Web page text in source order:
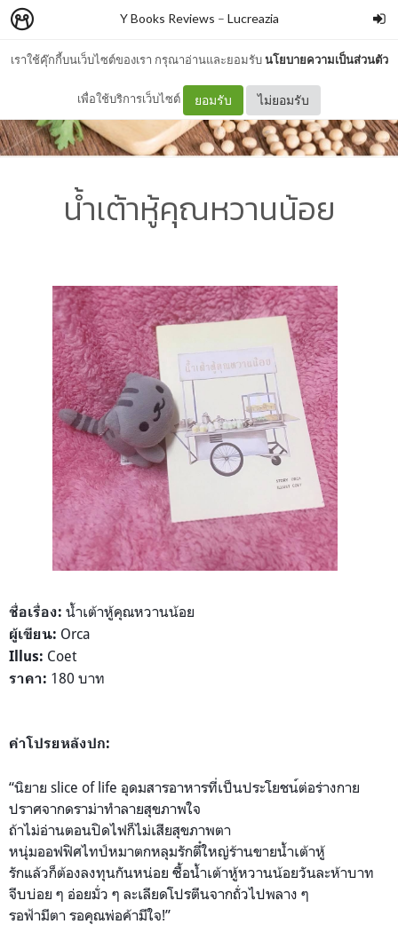
เราใช้คุ๊กกี้บนเว็บไซต์ของเรา กรุณาอ่านและยอมรับนโยบายความเป็นส่วนตัว
เพื่อใช้บริการเว็บไซต์ ยอมรับ ไม่ยอมรับ
Y Books Reviews – Lucreazia
น้ำเต้าหู้คุณหวานน้อย
ชื่อเรื่อง: น้ำเต้าหู้คุณหวานน้อย
ผู้เขียน: Orca
Illus: Coet
ราคา: 180 บาท
คำโปรยหลังปก:
“นิยาย slice of life อุดมสารอาหารที่เป็นประโยชน์ต่อร่างกาย
ปราศจากดราม่าทำลายสุขภาพใจ
ถ้าไม่อ่านตอนปิดไฟก็ไม่เสียสุขภาพตา
หนุ่มออฟฟิศไทป์หมาตกหลุมรักตี๋ใหญ่ร้านขายน้ำเต้าหู้
รักแล้วก็ต้องลงทุนกันหน่อย ซื้อน้ำเต้าหู้หวานน้อยวันละห้าบาท
จีบบ่อย ๆ อ่อยมั่ว ๆ ละเลียดโปรตีนจากถั่วไปพลาง ๆ
รอฟ้ามีตา รอคุณพ่อค้ามีใจ!”